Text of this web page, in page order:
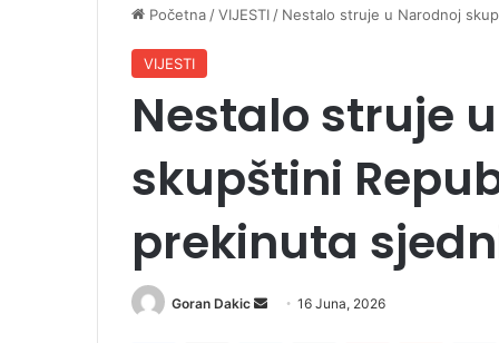
Početna /VIJESTI / Nestalo struje u Narodnoj
VIJESTI
Nestalo struje
skupštini
prekinuta
Goran Dakic 16 Juna, 2026